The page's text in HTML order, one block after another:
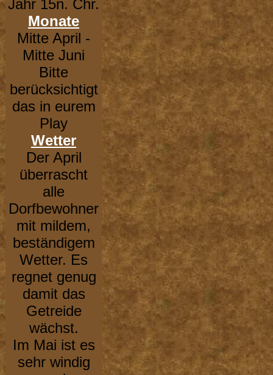
Jahr 15n. Chr.
Monate
Mitte April -
Mitte Juni
Bitte
berücksichtigt
das in eurem
Play
Wetter
Der April
überrascht
alle
Dorfbewohner
mit mildem,
beständigem
Wetter. Es
regnet genug
damit das
Getreide
wächst.
Im Mai ist es
sehr windig